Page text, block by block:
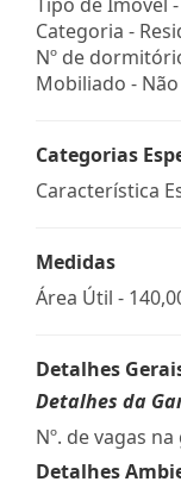
Categoria -
Nº de
Mobiliado - Não
Categorias
Característica
Medidas
Área Útil -
Detalhes
Detalhes da
Nº. de vagas
Detalhes